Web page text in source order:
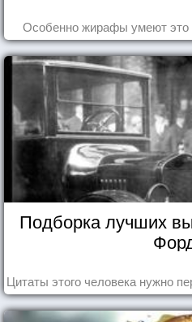
Особенно жирафы умеют это
Подборка лучших
Цитаты этого человека нужно